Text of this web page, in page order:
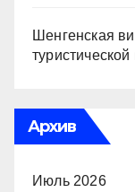
Шенгенская
Архив
Июль 2026